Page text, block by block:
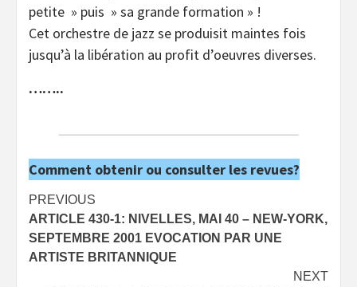
petite » puis » sa grande formation » !
Cet orchestre de jazz se produisit maintes fois
jusqu’à la libération au profit d’oeuvres diverses.
……..
Comment obtenir ou consulter les revues?
Post
navigation
PREVIOUS
ARTICLE 430-1: NIVELLES, MAI 40 – NEW-YORK,
SEPTEMBRE 2001 EVOCATION PAR UNE
ARTISTE BRITANNIQUE
NEXT